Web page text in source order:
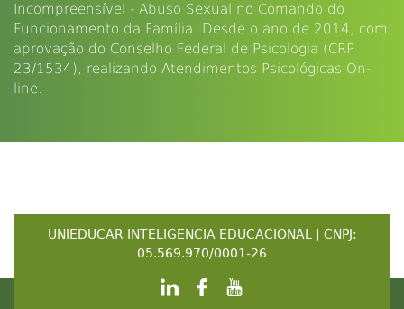
Incompreensível - Abuso Sexual no Comando do
Funcionamento da Família. Desde o ano de 2014, com
aprovação do Conselho Federal de Psicologia (CRP
23/1534), realizando Atendimentos Psicológicas On-
line.
UNIEDUCAR INTELIGENCIA EDUCACIONAL | CNPJ:
05.569.970/0001-26